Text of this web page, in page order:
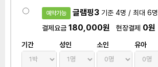
예약가능 글램핑3 기준 4명 / 최대 6명
결제요금 180,000원 현장결제 0원
기간 성인 소인 유아